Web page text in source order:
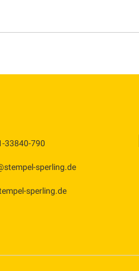
33840-790
sperling.de
sperling.de